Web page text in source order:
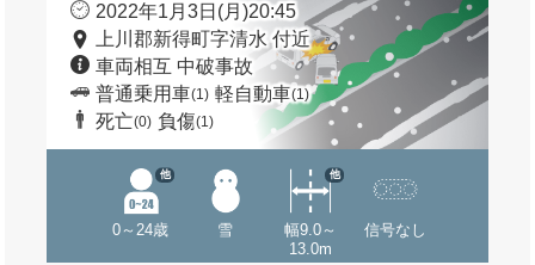
2022年1月3日(月)20:45
上川郡新得町字清水 付近
車両相互 中破事故
普通乗用車(1) 軽自動車(1)
死亡(0) 負傷(1)
0～24歳
他
雪
幅9.0～
13.0m
他
信号なし